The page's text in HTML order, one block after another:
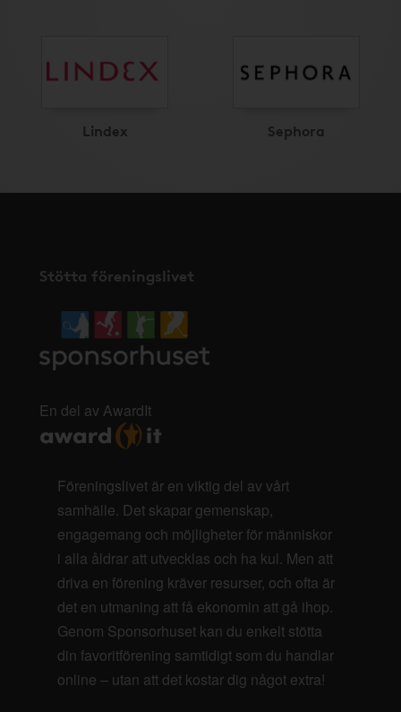
Lindex Sephora
Stötta föreningslivet
En del av AwardIt
Föreningslivet är en viktig del av vårt
samhälle. Det skapar gemenskap,
engagemang och möjligheter för människor
i alla åldrar att utvecklas och ha kul. Men att
driva en förening kräver resurser, och ofta är
det en utmaning att få ekonomin att gå ihop.
Genom Sponsorhuset kan du enkelt stötta
din favoritförening samtidigt som du handlar
online – utan att det kostar dig något extra!